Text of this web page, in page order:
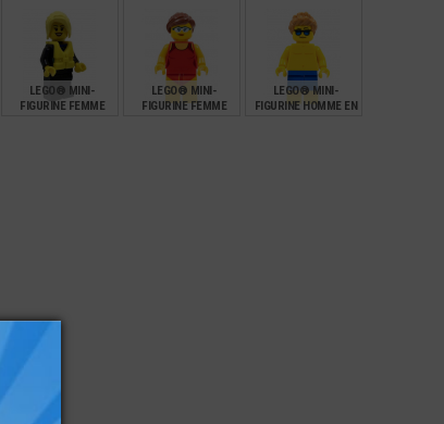
LEGO® MINI-
FIGURINE FEMME
LEGO® MINI-
FIGURINE FEMME
LEGO® MINI-
FIGURINE HOMME EN